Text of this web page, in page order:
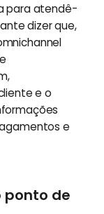
para atendê-
dizer que,
e o
e
ponto de